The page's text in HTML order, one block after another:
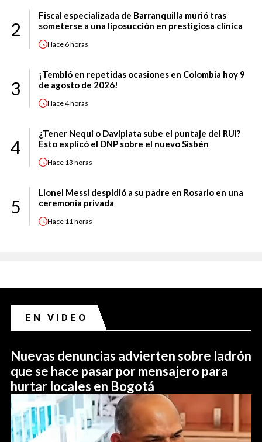
2
Fiscal especializada de Barranquilla murió tras
someterse a una liposucción en prestigiosa clínica
Hace 6 horas
3
¡Tembló en repetidas ocasiones en Colombia hoy 9
de agosto de 2026!
Hace4 horas
4
¿Tener Nequi o Daviplata sube el puntaje del RUI?
Esto explicó el DNP sobre el nuevo Sisbén
Hace 13 horas
5
Lionel Messi despidió a su padre en Rosario en una
ceremonia privada
Hace 11 horas
EN VIDEO
Nuevas denuncias advierten sobre ladrón
que se hace pasar por mensajero para
hurtar locales en Bogotá